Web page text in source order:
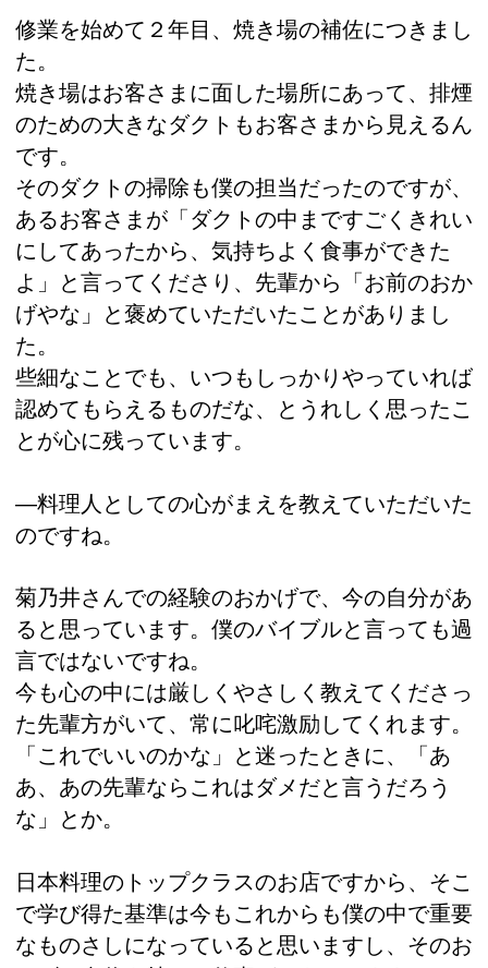
修業を始めて２年目、焼き場の補佐につきまし
た。
焼き場はお客さまに面した場所にあって、排煙
のための大きなダクトもお客さまから見えるん
です。
そのダクトの掃除も僕の担当だったのですが、
あるお客さまが「ダクトの中まですごくきれい
にしてあったから、気持ちよく食事ができた
よ」と言ってくださり、先輩から「お前のおか
げやな」と褒めていただいたことがありまし
た。
些細なことでも、いつもしっかりやっていれば
認めてもらえるものだな、とうれしく思ったこ
とが心に残っています。
―料理人としての心がまえを教えていただいた
のですね。
菊乃井さんでの経験のおかげで、今の自分があ
ると思っています。僕のバイブルと言っても過
言ではないですね。
今も心の中には厳しくやさしく教えてくださっ
た先輩方がいて、常に叱咤激励してくれます。
「これでいいのかな」と迷ったときに、「あ
あ、あの先輩ならこれはダメだと言うだろう
な」とか。
日本料理のトップクラスのお店ですから、そこ
で学び得た基準は今もこれからも僕の中で重要
なものさしになっていると思いますし、そのお